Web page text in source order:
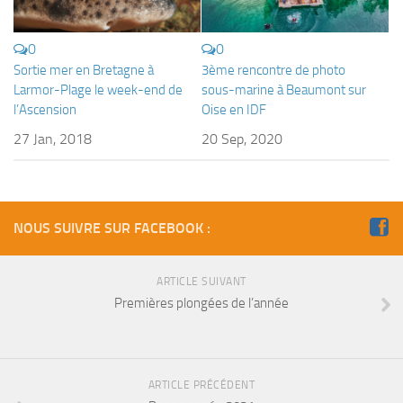
Fosse
APNEE
SORTIES
Sorties 2026
Sorties 2023
Sorties 2022
0
Sortie mer en Bretagne à
Larmor-Plage le week-end de
l’Ascension
27 Jan, 2018
0
3ème rencontre de photo
sous-marine à Beaumont sur
Oise en IDF
20 Sep, 2020
NOUS SUIVRE SUR FACEBOOK :
ARTICLE SUIVANT
Premières plongées de l’année
ARTICLE PRÉCÉDENT